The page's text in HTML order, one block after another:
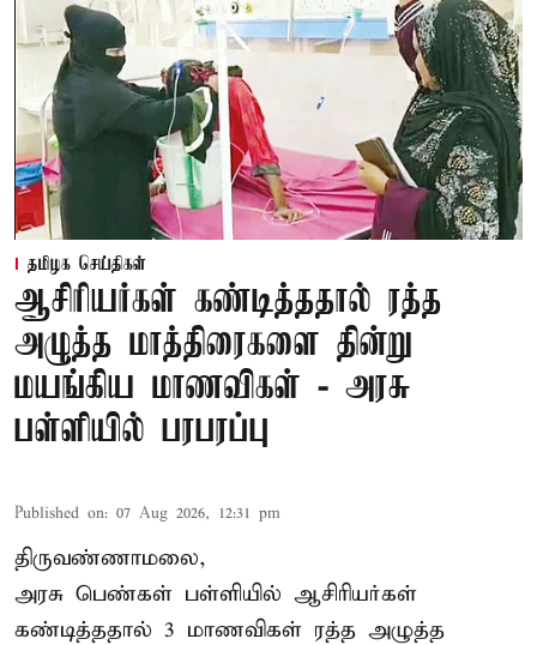
தமிழக செய்திகள்
ஆசிரியர்கள் கண்டித்ததால் ரத்த
அழுத்த மாத்திரைகளை தின்று
மயங்கிய மாணவிகள் - அரசு
பள்ளியில் பரபரப்பு
Published on: 07 Aug 2026, 12:31 pm
திருவண்ணாமலை,
அரசு பெண்கள் பள்ளியில் ஆசிரியர்கள்
கண்டித்ததால் 3 மாணவிகள் ரத்த அழுத்த